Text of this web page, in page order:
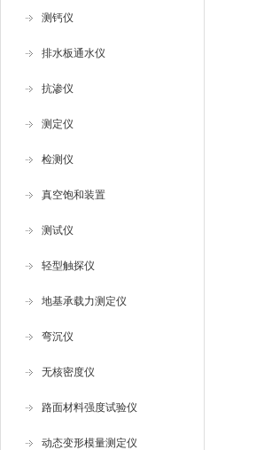
测钙仪
排水板通水仪
抗渗仪
测定仪
检测仪
真空饱和装置
测试仪
轻型触探仪
地基承载力测定仪
弯沉仪
无核密度仪
路面材料强度试验仪
动态变形模量测定仪